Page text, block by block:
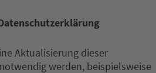
Aktualisierung dieser
werden, beispielsweise